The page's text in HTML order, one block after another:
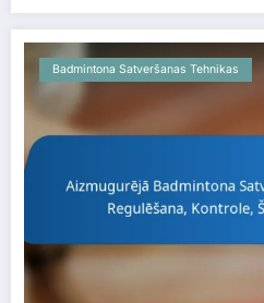
Badmintona Satveršanas Tehnikas